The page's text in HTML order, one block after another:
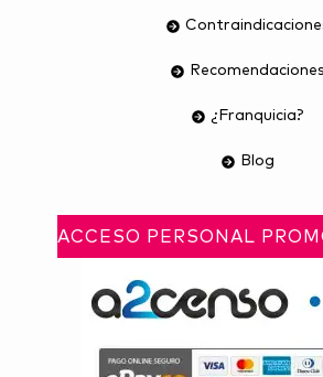
Recomendaciones
¿Franquicia?
Blog
ACCESO PERSONAL